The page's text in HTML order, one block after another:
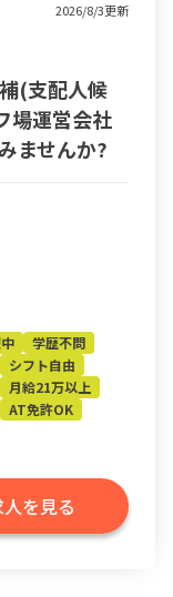
2026/8/3更新
(支配人候
場運営会社
ませんか?
を見る
学歴不問
シフト自由
月給21万以上
AT免許OK